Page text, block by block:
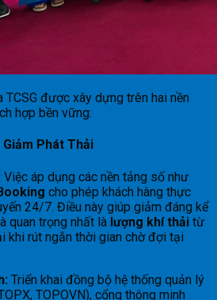
TCSG được xây dựng trên hai nền
hợp bền vững:
Giảm Phát Thải
Việc áp dụng các nền tảng số như
cho phép khách hàng thực
24/7. Điều này giúp giảm đáng kể
quan trọng nhất là lượng khí thải từ
khi rút ngắn thời gian chờ đợi tại
Triển khai đồng bộ hệ thống quản lý
TOPOVN), cổng thông minh